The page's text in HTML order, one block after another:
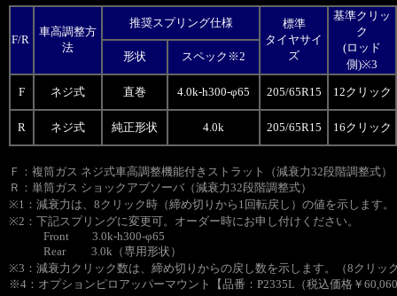
F/R
車高調整方
法
推奨スプリング仕様
標準
タイヤサイ
ズ
基準クリッ
ク
(ロッド
側)※3
形状 スペック※2
F ネジ式 直巻 4.0k-h300-φ65 205/65R15 12クリック
R ネジ式 純正形状 4.0k 205/65R15 16クリック
Ｆ：複筒ガス ネジ式車高調整機能付きストラット（減衰力32段階調整式）
Ｒ：単筒ガス ショックアブソーバ（減衰力32段階調整式）
※1：減衰力は、8クリック時（締め切りから1回転戻し）の値を示します。
※2：下記スプリングに変更可。オーダー時にお申し付けください。
Front 3.0k-h300-φ65
Rear 3.0k（専用形状）
※3：減衰力クリック数は、締め切りからの戻し数を示します。（8クリッ
※4：オプションピロアッパーマウント【品番：P2335L（税込価格￥